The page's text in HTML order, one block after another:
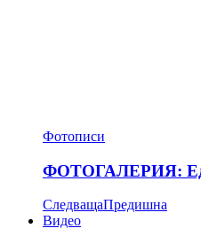
Фотописи
ФОТОГАЛЕРИЯ:
СледващаПредишна
Видео